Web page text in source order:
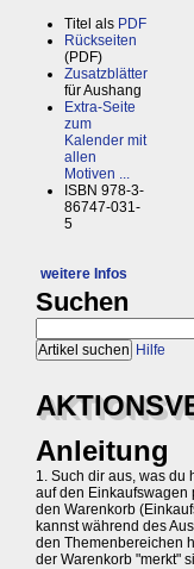
Titel als PDF
Rückseiten
(PDF)
Zusatzblätter
für Aushang
Extra-Seite
zum
Kalender mit
allen
Motiven ...
ISBN 978-3-
86747-031-
5
weitere Infos
Suchen
Hilfe
Anleitung
1. Such dir aus, was du
auf den Einkaufswagen
den Warenkorb
kannst während des
den Themenbereichen
der Warenkorb "merkt"